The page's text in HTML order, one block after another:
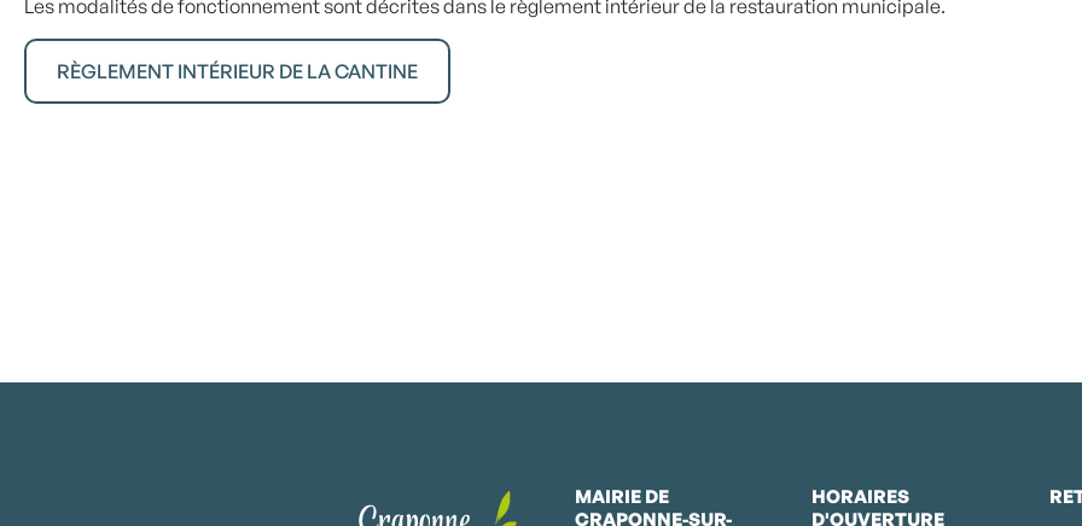
Les modalités de fonctionnement sont décrites dans le règlement intérieur de la restauration municipale.
RÈGLEMENT INTÉRIEUR DE LA CANTINE
MAIRIE DE
CRAPONNE-SUR-
HORAIRES
D'OUVERTURE